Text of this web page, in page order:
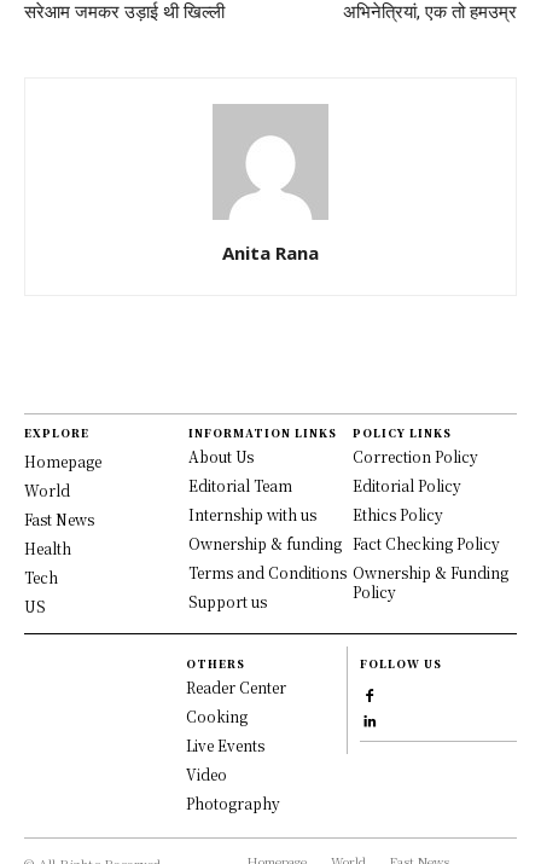
सरेआम जमकर उड़ाई थी खिल्ली
अभिनेत्रियां, एक तो हमउम्र
Anita Rana
EXPLORE
Homepage
World
Fast News
Health
Tech
US
INFORMATION LINKS
About Us
Editorial Team
Internship with us
Ownership & funding
Terms and Conditions
Support us
POLICY LINKS
Correction Policy
Editorial Policy
Ethics Policy
Fact Checking Policy
Ownership & Funding
Policy
OTHERS
Reader Center
Cooking
Live Events
Video
Photography
FOLLOW US